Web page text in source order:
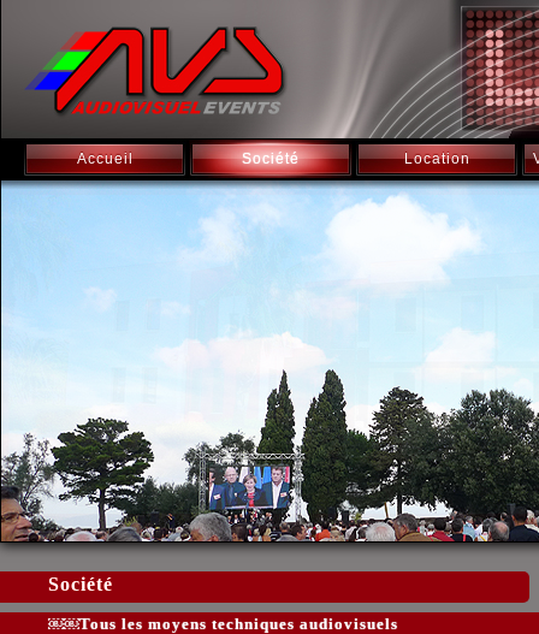
Accueil Société Location
Société
￼￼Tous les moyens techniques audiovisuels